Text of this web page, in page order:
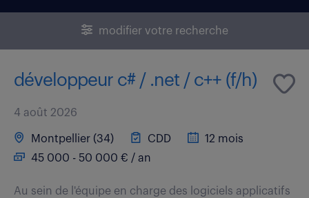
modifier votre recherche
développeur c# / .net / c++ (f/h)
4 août 2026
Montpellier (34) CDD
12 mois
45 000 - 50 000 € / an
Au sein de l'équipe en charge des logiciels applicatifs